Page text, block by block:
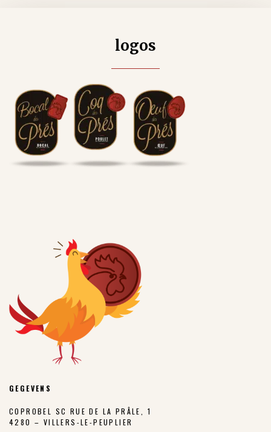
logos
GEGEVENS
COPROBEL SC RUE DE LA PRÂLE, 1
4280 – VILLERS-LE-PEUPLIER